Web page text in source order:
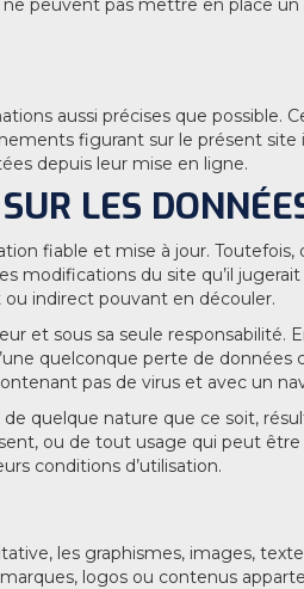
peuvent pas mettre en place
aussi précises que
figurant sur le présent
depuis leur mise en ligne.
LES
fiable et mise à jour. Toutefois,
modifications du site qu’il
indirect pouvant en découler.
et sous sa seule responsabilité.
quelconque perte de
pas de virus et avec un
quelque nature que ce soit,
ou de tout usage qui peut
conditions d’utilisation.
les graphismes, images,
logos ou contenus